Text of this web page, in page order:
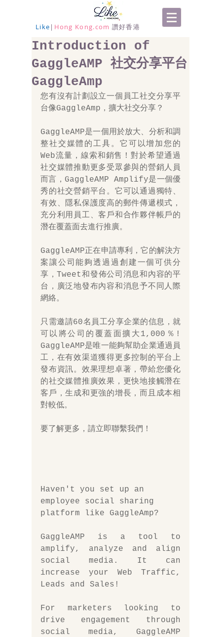
Like | Hong Kong.com 讚好香港
Introduction of
GaggleAMP 社交分享平台
GaggleAmp
您有沒有計劃設立一個員工社交分享平
台像GaggleAmp，擴大社交分享？
GaggleAMP是一個用於放大、分析和調
整社交媒體的工具。它可以增加您的
Web流量，線索和銷售！對於希望通過
社交媒體推動更多受眾參與的營銷人員
而言，GaggleAMP Amplify是一個優
秀的社交營銷平台。它可以通過獨特、
有效、隱私保護度高的郵件傳遞模式，
充分利用員工、客戶和合作夥伴帳戶的
潛在覆蓋面去進行推廣。
GaggleAMP正在申請專利，它的解決方
案讓公司能夠透過過創建一個可供分
享，Tweet和發佈公司消息和內容的平
台，廣泛地發布內容和消息予不同人際
網絡。
只需邀請60名員工分享企業的信息，就
可以將公司的覆蓋面擴大1,000％!
GaggleAMP是唯一能夠幫助企業通過員
工，在有效渠道獲得更多控制的平台上
發布資訊。效果理想卓著，帶給您優化
的社交媒體推廣效果，更快地接觸潛在
客戶，生成和更強的增長，而且成本相
對較低。
要了解更多，請立即聯繫我們！
Haven't you set up an
employee social sharing
platform like GaggleAmp?
GaggleAMP is a tool to
amplify, analyze and align
social media. It can
increase your Web Traffic,
Leads and Sales!
For marketers looking to
drive engagement through
social media, GaggleAMP